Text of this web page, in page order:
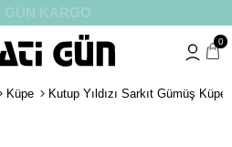
PAKETİ & NOTU
0
Küpe Kutup Yıldızı Sarkıt Gümüş Küpe